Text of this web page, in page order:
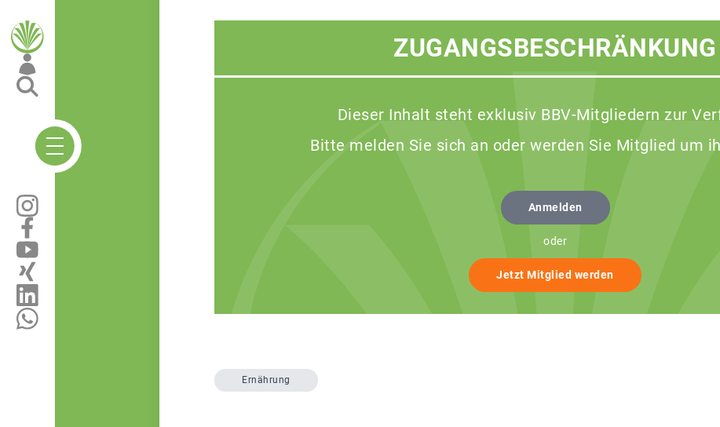
ZUGANGSBESCHRÄNKUNG
Dieser Inhalt steht exklusiv BBV-Mitgliedern zur
Bitte melden Sie sich an oder werden Sie Mitglied um
Anmelden
oder
Jetzt Mitglied werden
Ernährung